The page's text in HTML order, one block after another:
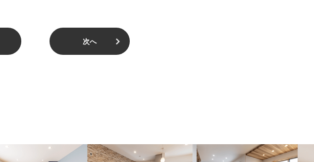
次へ